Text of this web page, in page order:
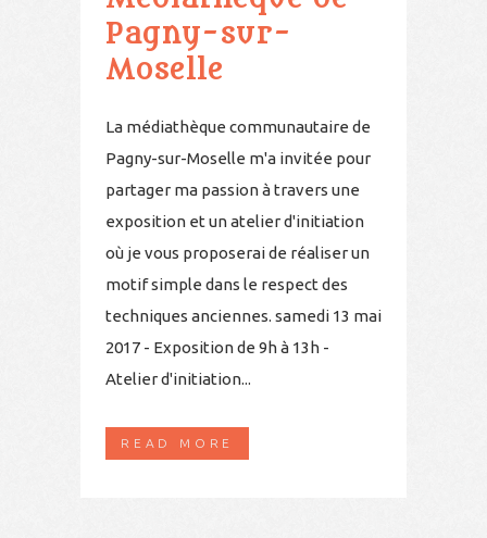
Pagny-sur-
Moselle
La médiathèque communautaire de
Pagny-sur-Moselle m'a invitée pour
partager ma passion à travers une
exposition et un atelier d'initiation
où je vous proposerai de réaliser un
motif simple dans le respect des
techniques anciennes. samedi 13 mai
2017 - Exposition de 9h à 13h -
Atelier d'initiation...
READ MORE